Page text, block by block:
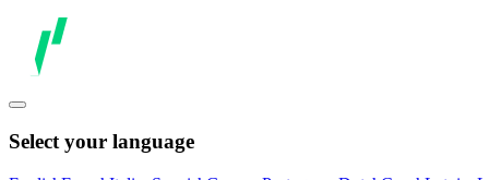
Select your language